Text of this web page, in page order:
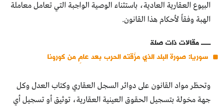
البيوع العقارية العادية، باستثناء الوصية الواجبة التي تعامل معاملة
الهبة وفقاً لأحكام هذا القانون.
مقالات ذات صلة
سوريا: صورة البلد الذي مزّقته الحرب بعد عامٍ من كورونا
وتحظر مواد القانون على دوائر السجل العقاري وكتاب العدل وكل
جهة مخولة بتسجيل الحقوق العينية العقارية، توثيق أو تسجيل أي